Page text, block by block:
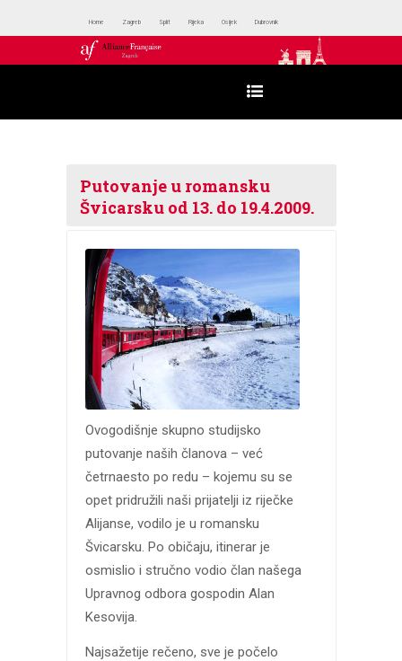
Home Zagreb Split Rijeka Osijek Dubrovnik
Putovanje u romansku
Švicarsku od 13. do 19.4.2009.
Ovogodišnje skupno studijsko
putovanje naših članova – već
četrnaesto po redu – kojemu su se
opet pridružili naši prijatelji iz riječke
Alijanse, vodilo je u romansku
Švicarsku. Po običaju, itinerar je
osmislio i stručno vodio član našega
Upravnog odbora gospodin Alan
Kesovija.
Najsažetije rečeno, sve je počelo